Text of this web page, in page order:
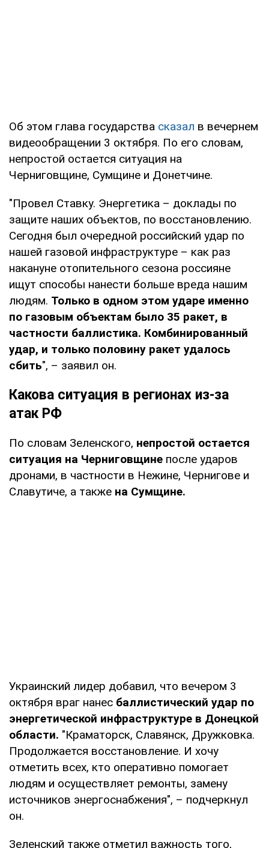
Об этом глава государства сказал в вечернем
видеообращении 3 октября. По его словам,
непростой остается ситуация на
Черниговщине, Сумщине и Донетчине.
"Провел Ставку. Энергетика – доклады по
защите наших объектов, по восстановлению.
Сегодня был очередной российский удар по
нашей газовой инфраструктуре – как раз
накануне отопительного сезона россияне
ищут способы нанести больше вреда нашим
людям. Только в одном этом ударе именно
по газовым объектам было 35 ракет, в
частности баллистика. Комбинированный
удар, и только половину ракет удалось
сбить", – заявил он.
Какова ситуация в регионах из-за
атак РФ
По словам Зеленского, непростой остается
ситуация на Черниговщине после ударов
дронами, в частности в Нежине, Чернигове и
Славутиче, а также на Сумщине.
Украинский лидер добавил, что вечером 3
октября враг нанес баллистический удар по
энергетической инфраструктуре в Донецкой
области. "Краматорск, Славянск, Дружковка.
Продолжается восстановление. И хочу
отметить всех, кто оперативно помогает
людям и осуществляет ремонты, замену
источников энергоснабжения", – подчеркнул
он.
Зеленский также отметил важность того,